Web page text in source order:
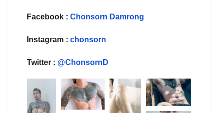
Facebook : Chonsorn Damrong
Instagram : chonsorn
Twitter : @ChonsornD